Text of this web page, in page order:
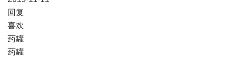
​回复
​喜欢
药罐
药罐